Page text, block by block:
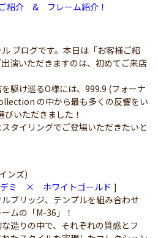
紹介 & フレーム紹介！
ブログです。本日は「お客様ご紹
演いただきますのは、初めてご来店
駆け巡るO様には、999.9 (フォーナ
の中から最も多くの反響をい
いただきました！
タイリングでご登場いただきたいと
ンズ)
デミ × ホワイトゴールド ]
ブリッジ、テンプルを組み合わせ
ムの「M-36」！
造りの中で、それぞれの質感とフ